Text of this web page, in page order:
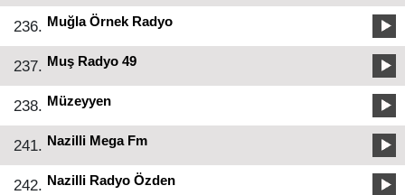
236. Muğla Örnek Radyo
237. Muş Radyo 49
238. Müzeyyen
241. Nazilli Mega Fm
242. Nazilli Radyo Özden